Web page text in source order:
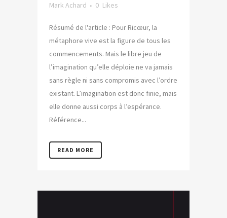
Mark Achard
0 Likes
Résumé de l'article : Pour Ricœur, la
métaphore vive est la figure de tous les
commencements. Mais le libre jeu de
l’imagination qu’elle déploie ne va jamais
sans règle ni sans compromis avec l’ordre
existant. L’imagination est donc finie, mais
elle donne aussi corps à l’espérance.
Référence...
READ MORE